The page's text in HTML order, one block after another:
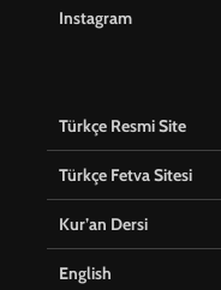
Instagram
Türkçe Resmi Site
Türkçe Fetva Sitesi
Kur’an Dersi
English